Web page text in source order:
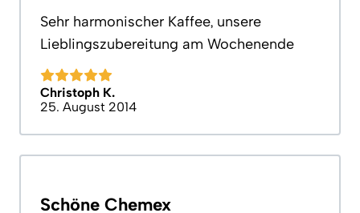
Sehr harmonischer Kaffee, unsere
Lieblingszubereitung am Wochenende
Christoph K.
25. August 2014
Schöne Chemex